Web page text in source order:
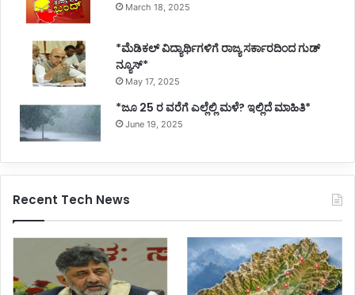
March 18, 2025
*ಮೆಡಿಕಲ್ ವಿದ್ಯಾರ್ಥಿಗಳಿಗೆ ರಾಜ್ಯ ಸರ್ಕಾರದಿಂದ ಗುಡ್
ನ್ಯೂಸ್*
May 17, 2025
*ಜೂ 25 ರ ವರೆಗೆ ಎಲ್ಲೆಲ್ಲಿ ಮಳೆ? ಇಲ್ಲಿದೆ ಮಾಹಿತಿ*
June 19, 2025
Recent Tech News